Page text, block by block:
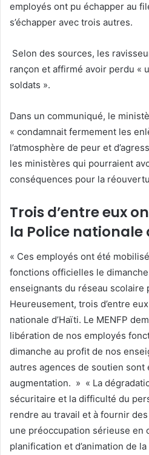
employés ont pu échapper au
s’échapper avec trois autres.
Selon des sources, les
rançon et affirmé avoir perdu «
soldats ».
Dans un communiqué, le
« condamnait fermement les
l’atmosphère de peur et
les ministères qui pourraient
conséquences pour la
Trois d’entre eux
la Police nationale
« Ces employés ont été
fonctions officielles le
enseignants du réseau scolaire
Heureusement, trois d’entre
nationale d’Haïti. Le MENFP
libération de nos employés
dimanche au profit de nos
autres agences de soutien
augmentation. » « La
sécuritaire et la difficulté du
rendre au travail et à fournir
une préoccupation sérieuse en
planification et d’animation de